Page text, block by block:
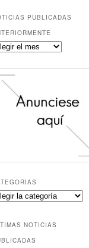
PUBLICADAS
NOTICIAS